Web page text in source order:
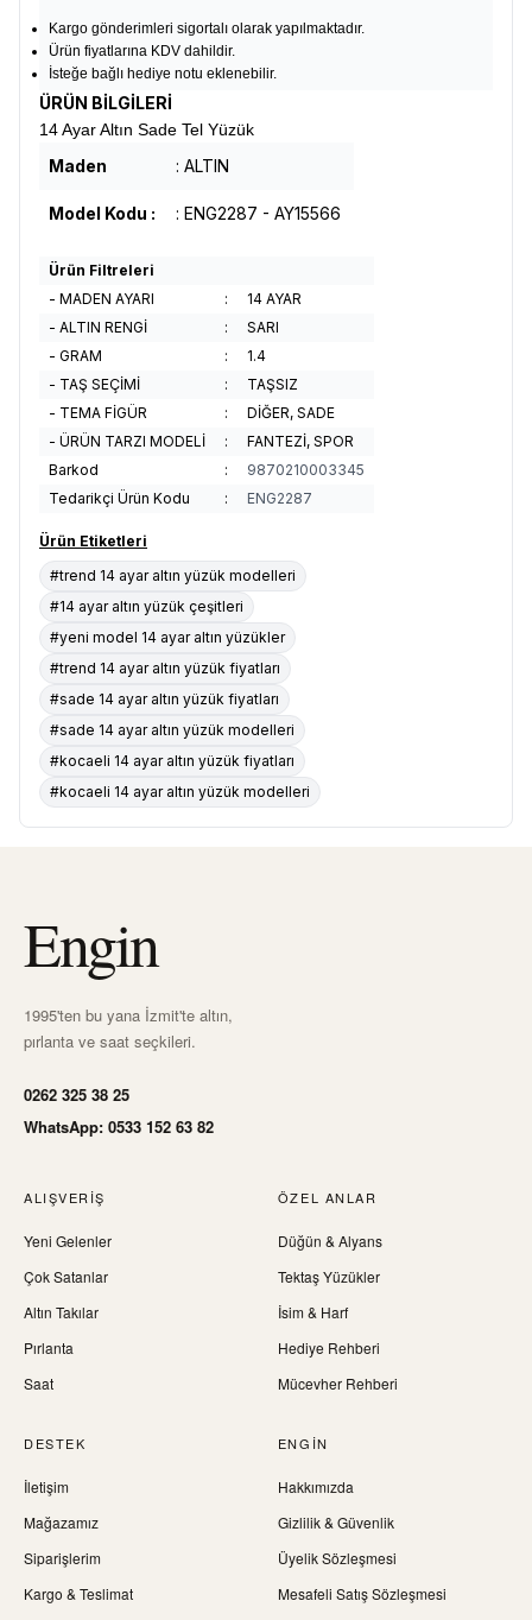
Kargo gönderimleri sigortalı olarak yapılmaktadır.
Ürün fiyatlarına KDV dahildir.
İsteğe bağlı hediye notu eklenebilir.
ÜRÜN BİLGİLERİ
14 Ayar Altın Sade Tel Yüzük
Maden : ALTIN
Model Kodu : : ENG2287 - AY15566
Ürün Filtreleri
- MADEN AYARI
:
14 AYAR
- ALTIN RENGİ
:
SARI
- GRAM
:
1.4
- TAŞ SEÇİMİ
:
TAŞSIZ
- TEMA FİGÜR
:
DİĞER, SADE
- ÜRÜN TARZI MODELİ
:
FANTEZİ, SPOR
Barkod
:
9870210003345
Tedarikçi Ürün Kodu
: ENG2287
Ürün Etiketleri
#trend 14 ayar altın yüzük modelleri
#14 ayar altın yüzük çeşitleri
#yeni model 14 ayar altın yüzükler
#trend 14 ayar altın yüzük fiyatları
#sade 14 ayar altın yüzük fiyatları
#sade 14 ayar altın yüzük modelleri
#kocaeli 14 ayar altın yüzük fiyatları
#kocaeli 14 ayar altın yüzük modelleri
Engin
1995'ten bu yana İzmit'te altın,
pırlanta ve saat seçkileri.
0262 325 38 25
WhatsApp: 0533 152 63 82
ALIŞVERIŞ
Yeni Gelenler
Çok Satanlar
Altın Takılar
Pırlanta
Saat
ÖZEL ANLAR
Düğün & Alyans
Tektaş Yüzükler
İsim & Harf
Hediye Rehberi
Mücevher Rehberi
DESTEK
İletişim
Mağazamız
Siparişlerim
Kargo & Teslimat
ENGIN
Hakkımızda
Gizlilik & Güvenlik
Üyelik Sözleşmesi
Mesafeli Satış Sözleşmesi